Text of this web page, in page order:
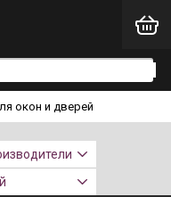
окон и дверей